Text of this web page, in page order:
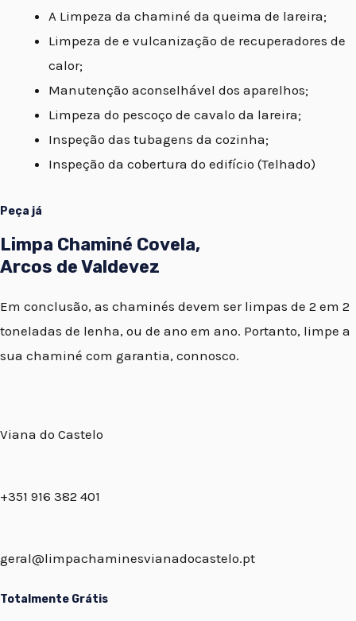
A Limpeza da chaminé da queima de lareira;
Limpeza de e vulcanização de recuperadores de
calor;
Manutenção aconselhável dos aparelhos;
Limpeza do pescoço de cavalo da lareira;
Inspeção das tubagens da cozinha;
Inspeção da cobertura do edifício (Telhado)
Peça já
Limpa Chaminé Covela,
Arcos de Valdevez
Em conclusão, as chaminés devem ser limpas de 2 em 2
toneladas de lenha, ou de ano em ano. Portanto, limpe a
sua chaminé com garantia, connosco.
Viana do Castelo
+351 916 382 401
geral@limpachaminesvianadocastelo.pt
Totalmente Grátis